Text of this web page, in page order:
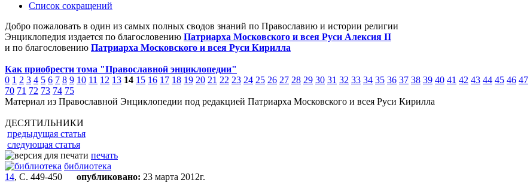
Список сокращений
Добро пожаловать в один из самых полных сводов знаний по Православию и истории религии
Энциклопедия издается по благословению Патриарха Московского и всея Руси Алексия II
и по благословению Патриарха Московского и всея Руси Кирилла
Как приобрести тома "Православной энциклопедии"
0 1 2 3 4 5 6 7 8 9 10 11 12 13 14 15 16 17 18 19 20 21 22 23 24 25 26 27 28 29 30 31 32 33 34 35 36 37 38 39 40 41 42 43 44 45 46 47
70 71 72 73 74 75
Материал из Православной Энциклопедии под редакцией Патриарха Московского и всея Руси Кирилла
ДЕСЯТИЛЬНИКИ
предыдущая статья
следующая статья
печать
библиотека
14, С. 449-450 опубликовано: 23 марта 2012г.